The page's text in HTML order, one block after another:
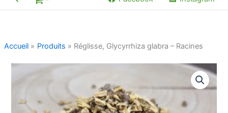
Accueil Produits Réglisse, Glycyrrhiza glabra – Racines
quantité
Glycyrrhiza